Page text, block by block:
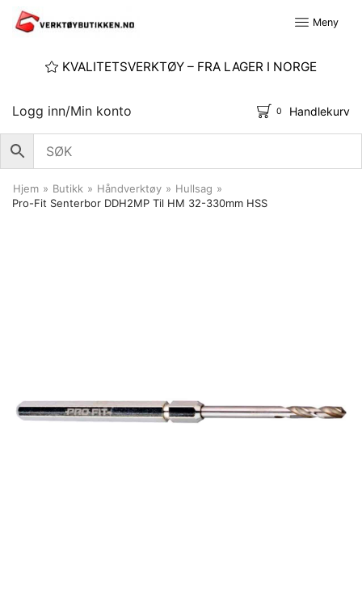
Meny
KVALITETSVERKTØY – FRA LAGER I NORGE
Logg inn/Min konto 0 Handlekurv
Hjem » Butikk » Håndverktøy » Hullsag »
Pro-Fit Senterbor DDH2MP Til HM 32-330mm HSS